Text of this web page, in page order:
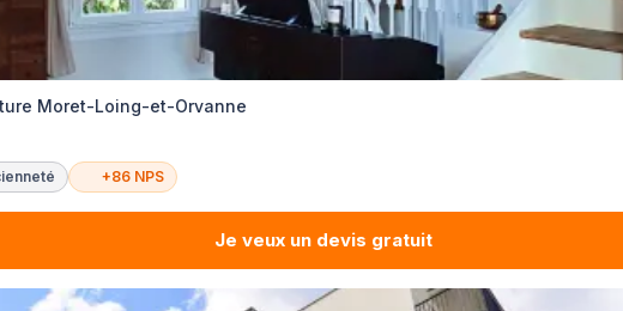
Moret-Loing-et-Orvanne
+86 NPS
Je veux un devis gratuit